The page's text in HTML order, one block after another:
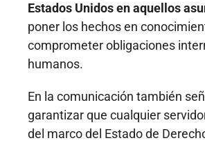
Estados Unidos en aquellos
poner los hechos en
comprometer obligaciones
humanos.
En la comunicación también
garantizar que cualquier
del marco del Estado de